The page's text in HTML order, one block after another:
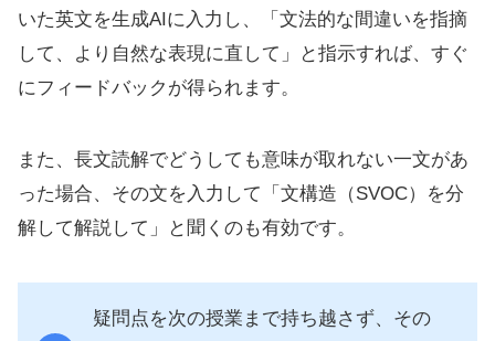
いた英文を生成AIに入力し、「文法的な間違いを指摘
して、より自然な表現に直して」と指示すれば、すぐ
にフィードバックが得られます。
また、長文読解でどうしても意味が取れない一文があ
った場合、その文を入力して「文構造（SVOC）を分
解して解説して」と聞くのも有効です。
疑問点を次の授業まで持ち越さず、その